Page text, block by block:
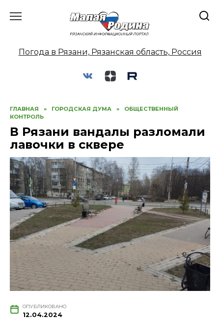
Погода в Рязани, Рязанская область, Россия
ГЛАВНАЯ » ГОРОДСКАЯ ДУМА »
ОБЩЕСТВЕННЫЙ
КОНТРОЛЬ
В Рязани вандалы разломали
лавочки в сквере
ОПУБЛИКОВАНО
12.04.2024